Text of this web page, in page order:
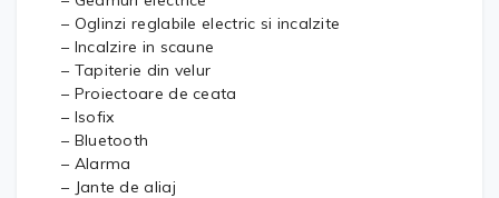
– Oglinzi reglabile electric si incalzite
– Incalzire in scaune
– Tapiterie din velur
– Proiectoare de ceata
– Isofix
– Bluetooth
– Alarma
– Jante de aliaj